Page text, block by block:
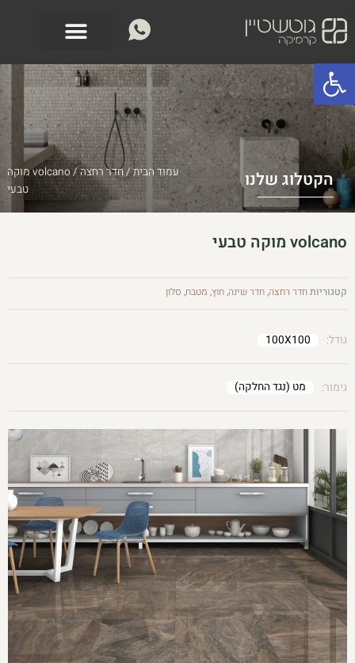
פתח סרגל נגישות
לתוכן
הקטלוג שלנו עמוד הבית/חדר רחצה
/ volcano מוקה
טבעי
volcano מוקה טבעי
קטגוריותחדר רחצה,חדר שינה,חוץ, מטבח, סלון
גודל: 100X100
גימור: מט (נגד החלקה)